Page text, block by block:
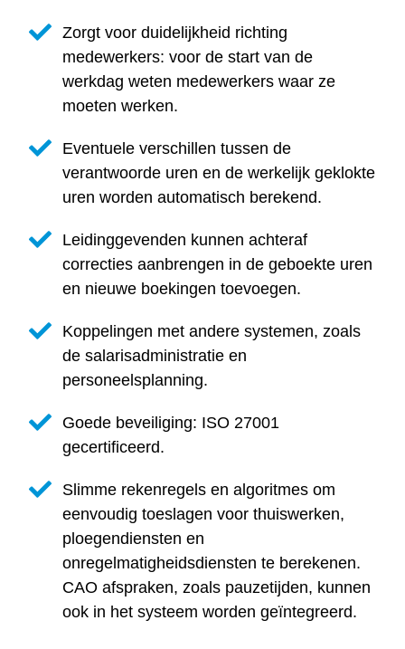
Zorgt voor duidelijkheid richting
medewerkers: voor de start van de
werkdag weten medewerkers waar ze
moeten werken.
Eventuele verschillen tussen de
verantwoorde uren en de werkelijk geklokte
uren worden automatisch berekend.
Leidinggevenden kunnen achteraf
correcties aanbrengen in de geboekte uren
en nieuwe boekingen toevoegen.
Koppelingen met andere systemen, zoals
de salarisadministratie en
personeelsplanning.
Goede beveiliging: ISO 27001
gecertificeerd.
Slimme rekenregels en algoritmes om
eenvoudig toeslagen voor thuiswerken,
ploegendiensten en
onregelmatigheidsdiensten te berekenen.
CAO afspraken, zoals pauzetijden, kunnen
ook in het systeem worden geïntegreerd.